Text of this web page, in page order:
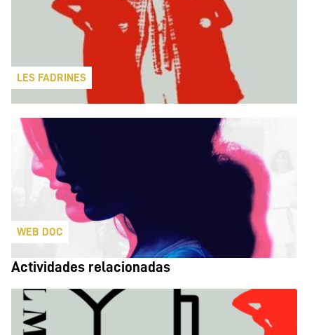
LES FADRINES
WEB DOC
Actividades relacionadas